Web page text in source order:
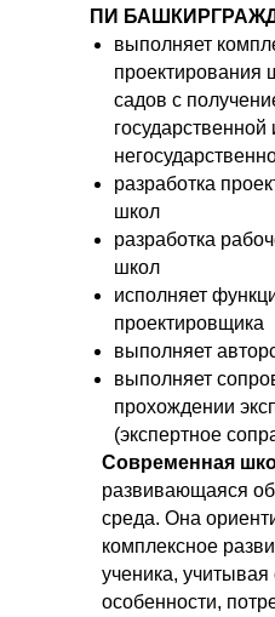
ПИ
выполняет
проектирования
садов с
государственной
разработка
школ
разработка
школ
исполняет
проектировщика
выполняет
выполняет
прохождении
(экспертное
Современная
развивающаяся
среда. Она
комплексное
ученика,
особенности,